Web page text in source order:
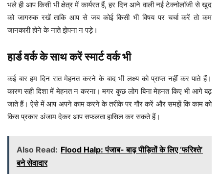
भले ही आप किसी भी क्षेत्र में कार्यरत हैं, हर दिन आने वाली नई टेक्नोलॉजी से खुद
को जागरुक रखें ताकि आप से जब कोई किसी भी विषय पर चर्चा करें तो कम
जानकारी होने के नाते झेपना न पड़े।
हार्ड वर्क के साथ करें स्मार्ट वर्क भी
कई बार हम दिन रात मेहनत करने के बाद भी लक्ष्य को प्राप्त नहीं कर पाते हैं।
कारण सही दिशा में मेहनत न करना। मगर कुछ लोग बिना मेहनत किए भी आगे बढ़
जाते हैं। ऐसे में आप अपने काम करने के तरीके पर गौर करें और समझें कि काम को
किस प्रकार अंजाम देकर आप सफलता हासिल कर सकते हैं।
Also Read: Flood Halp: पंजाब- बाढ़ पीड़ितों के लिए ‘फरिश्ते’
बने सेवादार